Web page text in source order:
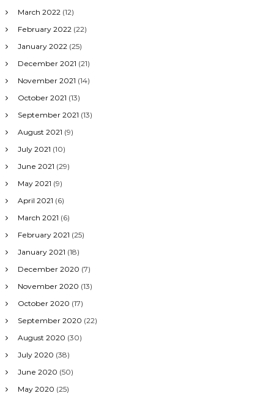
March 2022 (12)
February 2022 (22)
January 2022 (25)
December 2021 (21)
November 2021 (14)
October 2021 (13)
September 2021 (13)
August 2021 (9)
July 2021 (10)
June 2021 (29)
May 2021 (9)
April 2021 (6)
March 2021 (6)
February 2021 (25)
January 2021 (18)
December 2020 (7)
November 2020 (13)
October 2020 (17)
September 2020 (22)
August 2020 (30)
July 2020 (38)
June 2020 (50)
May 2020 (25)